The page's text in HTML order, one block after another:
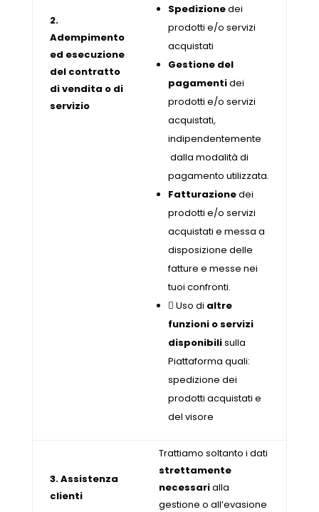
2.
Adempimento
ed esecuzione
del contratto
di vendita o di
servizio
Spedizionedei
prodotti e/o servizi
acquistati
Gestione del
pagamentidei
prodotti e/o servizi
acquistati,
indipendentemente
dalla modalità di
pagamento utilizzata.
Fatturazionedei
prodotti e/o servizi
acquistati e messa a
disposizione delle
fatture e messe nei
tuoi confronti.
 Uso di altre
funzioni o servizi
disponibilisulla
Piattaforma quali:
spedizione dei
prodotti acquistati e
del visore
3. Assistenza
clienti
Trattiamo soltanto i dati
strettamente
necessarialla
gestione o all’evasione